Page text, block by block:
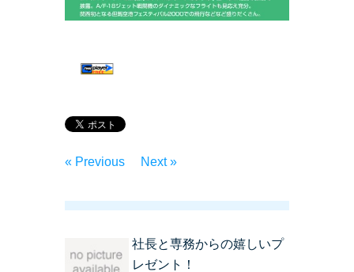
« Previous Next »
社長と専務からの嬉しいプ
レゼント！